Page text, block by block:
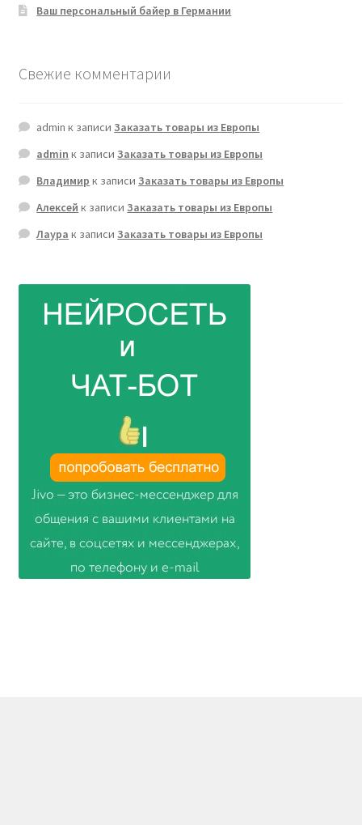
Ваш персональный байер в Германии
Свежие комментарии
admin к записиЗаказать товары из Европы
admin к записиЗаказать товары из Европы
Владимир к записиЗаказать товары из Европы
Алексей к записиЗаказать товары из Европы
Лаура к записиЗаказать товары из Европы